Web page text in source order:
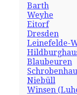
Barth
Weyhe
Eitorf
Dresden
Leinefelde-
Blaubeuren
Niebüll
Winsen